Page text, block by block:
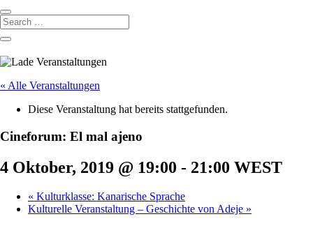
« Alle Veranstaltungen
Diese Veranstaltung hat bereits stattgefunden.
Cineforum: El mal ajeno
4 Oktober, 2019 @ 19:00 - 21:00 WEST
« Kulturklasse: Kanarische Sprache
Kulturelle Veranstaltung – Geschichte von Adeje »